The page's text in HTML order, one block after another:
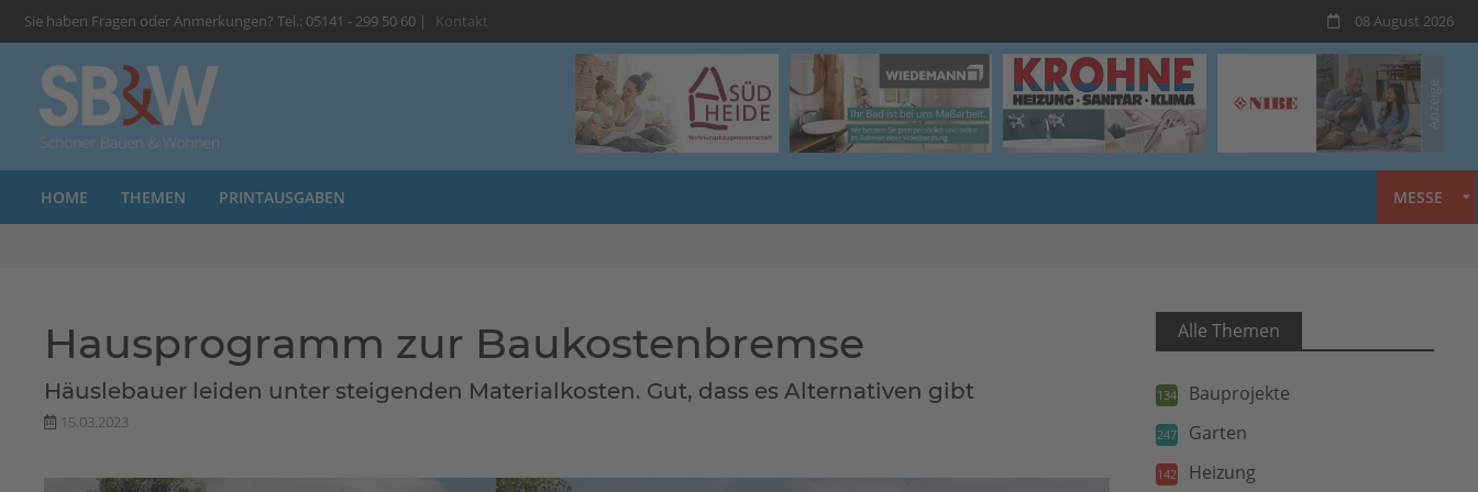
Sie haben Fragen oder Anmerkungen? Tel.: 05141 - 299 50 60 | Kontakt 08 August 2026
HOME THEMEN PRINTAUSGABEN MESSE
Hausprogramm zur Baukostenbremse
Häuslebauer leiden unter steigenden Materialkosten. Gut, dass es Alternativen gibt
15.03.2023
Alle Themen
134 Bauprojekte
247 Garten
142 Heizung